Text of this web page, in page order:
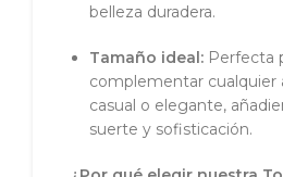
belleza duradera.
Tamaño ideal: Perfecta
complementar cualquier
casual o elegante,
suerte y sofisticación.